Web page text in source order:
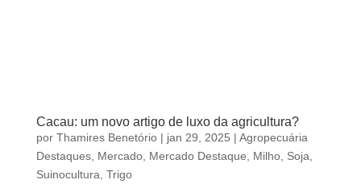
Cacau: um novo artigo de luxo da agricultura?
por Thamires Benetório| jan 29, 2025 | Agropecuária
Destaques, Mercado, Mercado Destaque Milho, Soja
Suinocultura Trigo